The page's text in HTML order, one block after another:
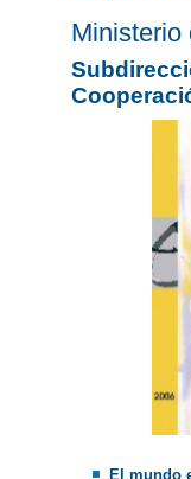
Ministerio
El mundo